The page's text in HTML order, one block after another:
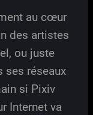
au cœur
des artistes
ou juste
ses réseaux
si Pixiv
Internet va